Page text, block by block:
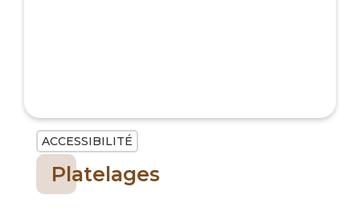
ACCESSIBILITÉ
Platelages